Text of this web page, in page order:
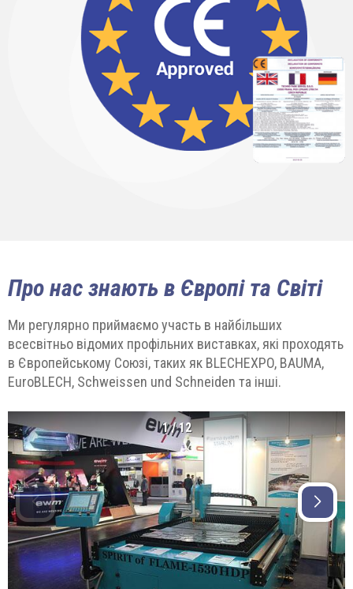
Про нас знають в Європі та Світі
Ми регулярно приймаємо участь в найбільших
всесвітньо відомих профільних виставках, які проходять
в Європейському Союзі, таких як BLECHEXPO, BAUMA,
EuroBLECH, Schweissen und Schneiden та інші.
1/12